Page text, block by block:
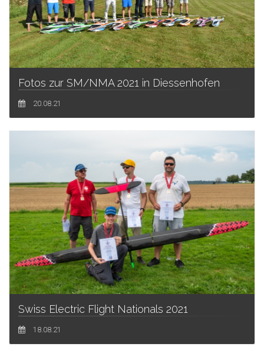
Fotos zur SM/NMA 2021 in Diessenhofen
20.08.21
Swiss Electric Flight Nationals 2021
18.08.21